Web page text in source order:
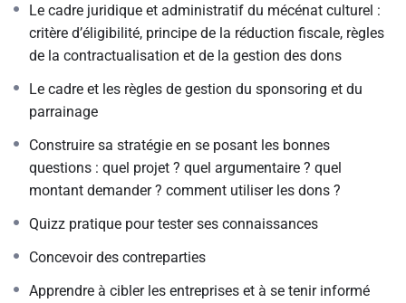
Si vous avez une problématique d’ordre technique ou
pédagogique, nous vous invitons à nous contacter
directement à l’adresse suivante : contact@proarti.org
Le cadre juridique et administratif du mécénat culturel :
critère d’éligibilité, principe de la réduction fiscale, règles
de la contractualisation et de la gestion des dons
Le cadre et les règles de gestion du sponsoring et du
parrainage
Construire sa stratégie en se posant les bonnes
questions : quel projet ? quel argumentaire ? quel
montant demander ? comment utiliser les dons ?
Quizz pratique pour tester ses connaissances
Concevoir des contreparties
Apprendre à cibler les entreprises et à se tenir informé